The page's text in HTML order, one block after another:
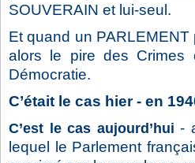
SOUVERAIN et lui-seul.
Et quand un
alors le pire des Crimes
Démocratie.
C’était le cas hier - en
C’est le cas aujourd’hui-
lequel le Parlement